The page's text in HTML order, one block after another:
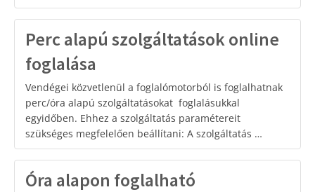
Perc alapú szolgáltatások online
foglalása
Vendégei közvetlenül a foglalómotorból is foglalhatnak
perc/óra alapú szolgáltatásokat foglalásukkal
egyidőben. Ehhez a szolgáltatás paramétereit
szükséges megfelelően beállítani: A szolgáltatás …
Óra alapon foglalható